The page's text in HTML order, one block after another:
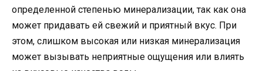
определенной степенью минерализации, так как она
может придавать ей свежий и приятный вкус. При
этом, слишком высокая или низкая минерализация
может вызывать неприятные ощущения или влиять